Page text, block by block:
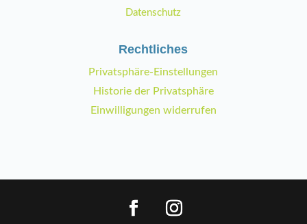
Datenschutz
Rechtliches
Privatsphäre-Einstellungen
Historie der Privatsphäre
Einwilligungen widerrufen